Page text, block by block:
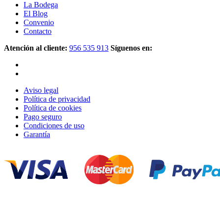
La Bodega
El Blog
Convenio
Contacto
Atención al cliente: 956 535 913 Síguenos en:
Aviso legal
Política de privacidad
Política de cookies
Pago seguro
Condiciones de uso
Garantía